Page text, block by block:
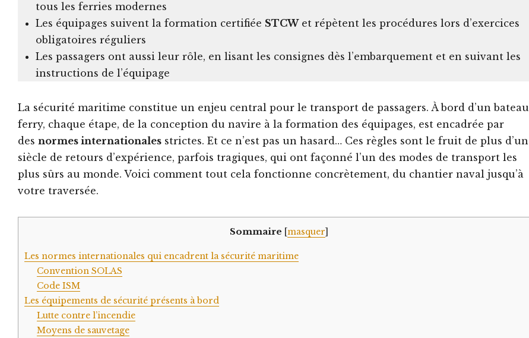
tous les ferries modernes
Les équipages suivent la formation certifiée STCWet répètent les procédures lors d’exercices
obligatoires réguliers
Les passagers ont aussi leur rôle, en lisant les consignes dès l’embarquement et en suivant les
instructions de l’équipage
La sécurité maritime constitue un enjeu central pour le transport de passagers. À bord d’un bateau
ferry, chaque étape, de la conception du navire à la formation des équipages, est encadrée par
des normes internationales strictes. Et ce n’est pas un hasard… Ces règles sont le fruit de plus d’un
siècle de retours d’expérience, parfois tragiques, qui ont façonné l’un des modes de transport les
plus sûrs au monde. Voici comment tout cela fonctionne concrètement, du chantier naval jusqu’à
votre traversée.
Sommaire masquer
Les normes internationales qui encadrent la sécurité maritime
Convention SOLAS
Code ISM
Les équipements de sécurité présents à bord
Lutte contre l’incendie
Moyens de sauvetage